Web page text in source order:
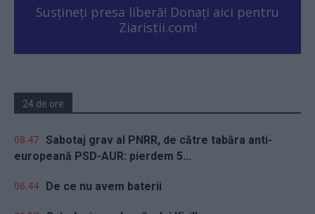
Susțineți presa liberă! Donați aici pentru
Ziaristii.com!
24 de ore
08.47 Sabotaj grav al PNRR, de către tabăra anti-
europeană PSD-AUR: pierdem 5...
06.44 De ce nu avem baterii